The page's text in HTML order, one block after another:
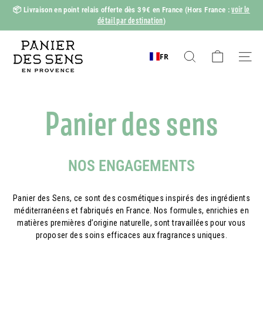
Passer
contenu
Diaporama
Pause
📦 Livraison en point relais offerte dès 39€ en France (Hors France :voir le
détail par destination)
a
S
e
FR
Rechercher
Panier des sens
NOS ENGAGEMENTS
Panier des Sens, ce sont des cosmétiques inspirés des ingrédients
méditerranéens et fabriqués en France. Nos formules, enrichies en
matières premières d’origine naturelle, sont travaillées pour vous
proposer des soins efficaces aux fragrances uniques.